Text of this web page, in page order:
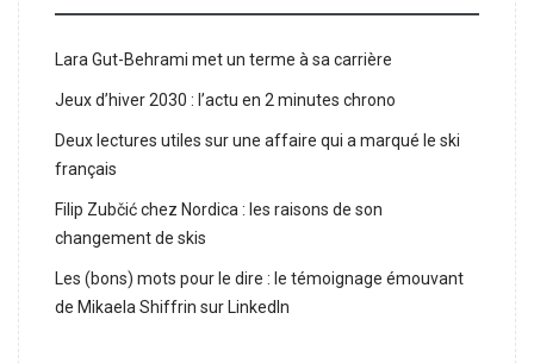
Lara Gut-Behrami met un terme à sa carrière
Jeux d’hiver 2030 : l’actu en 2 minutes chrono
Deux lectures utiles sur une affaire qui a marqué le ski
français
Filip Zubčić chez Nordica : les raisons de son
changement de skis
Les (bons) mots pour le dire : le témoignage émouvant
de Mikaela Shiffrin sur LinkedIn